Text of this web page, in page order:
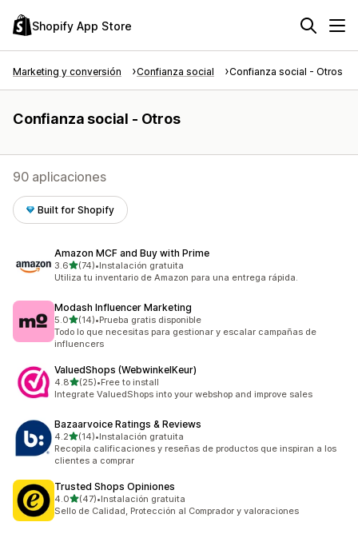
Shopify App Store
Marketing y conversión Confianza social Confianza social - Otros
Confianza social - Otros
90 aplicaciones
Built for Shopify
Amazon MCF and Buy with Prime
3.6de 5 estrellas
(74)
74 reseñas en total
•Instalación gratuita
Utiliza tu inventario de Amazon para una entrega rápida.
Modash Influencer Marketing
5.0de 5 estrellas
(14)
14 reseñas en total
•Prueba gratis disponible
Todo lo que necesitas para gestionar y escalar campañas de
influencers
ValuedShops (WebwinkelKeur)
4.8de 5 estrellas
(25)
25 reseñas en total
•Free to install
Integrate ValuedShops into your webshop and improve sales
Bazaarvoice Ratings & Reviews
4.2de 5 estrellas
(14)
14 reseñas en total
•Instalación gratuita
Recopila calificaciones y reseñas de productos que inspiran a los
clientes a comprar
Trusted Shops Opiniones
4.0de 5 estrellas
(47)
47 reseñas en total
•Instalación gratuita
Sello de Calidad, Protección al Comprador y valoraciones